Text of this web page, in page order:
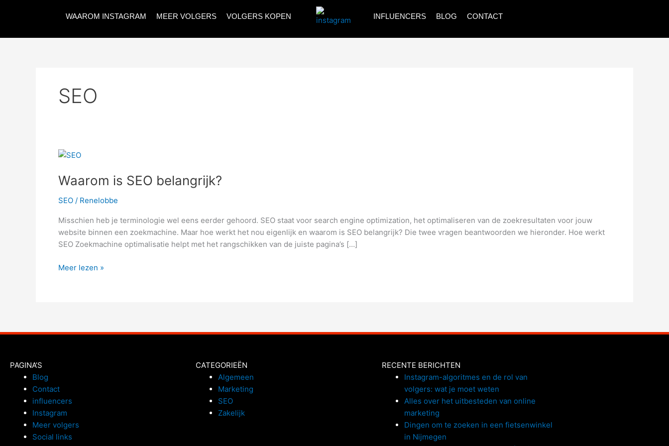
inhoud
WAAROM INSTAGRAM MEER VOLGERS VOLGERS KOPEN INFLUENCERS BLOG CONTACT
SEO
Waarom is SEO belangrijk?
SEO / Renelobbe
Misschien heb je terminologie wel eens eerder gehoord. SEO staat voor search engine optimization, het optimaliseren van de zoekresultaten voor jouw
website binnen een zoekmachine. Maar hoe werkt het nou eigenlijk en waarom is SEO belangrijk? Die twee vragen beantwoorden we hieronder. Hoe werkt
SEO Zoekmachine optimalisatie helpt met het rangschikken van de juiste pagina’s […]
Waarom
SEO
Meer lezen »
PAGINA’S
Blog
Contact
influencers
Instagram
Meer volgers
Social links
CATEGORIEËN
Algemeen
Marketing
SEO
Zakelijk
RECENTE BERICHTEN
Instagram-algoritmes en de rol van
volgers: wat je moet weten
Alles over het uitbesteden van online
marketing
Dingen om te zoeken in een fietsenwinkel
in Nijmegen